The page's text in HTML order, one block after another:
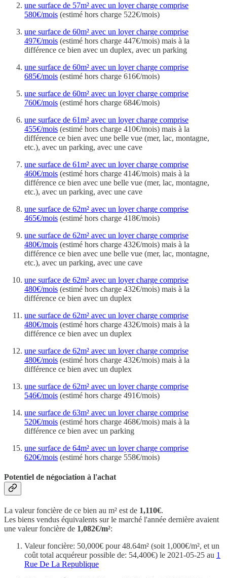
une surface de 57m² avec un loyer charge comprise
580€/mois (estimé hors charge 522€/mois)
une surface de 60m² avec un loyer charge comprise
497€/mois (estimé hors charge 447€/mois) mais à la
différence ce bien avec un duplex, avec un parking
une surface de 60m² avec un loyer charge comprise
685€/mois (estimé hors charge 616€/mois)
une surface de 60m² avec un loyer charge comprise
760€/mois (estimé hors charge 684€/mois)
une surface de 61m² avec un loyer charge comprise
455€/mois (estimé hors charge 410€/mois) mais à la
différence ce bien avec une belle vue (mer, lac, montagne,
etc.), avec un parking, avec une cave
une surface de 61m² avec un loyer charge comprise
460€/mois (estimé hors charge 414€/mois) mais à la
différence ce bien avec une belle vue (mer, lac, montagne,
etc.), avec un parking, avec une cave
une surface de 62m² avec un loyer charge comprise
465€/mois (estimé hors charge 418€/mois)
une surface de 62m² avec un loyer charge comprise
480€/mois (estimé hors charge 432€/mois) mais à la
différence ce bien avec une belle vue (mer, lac, montagne,
etc.), avec un parking, avec une cave
une surface de 62m² avec un loyer charge comprise
480€/mois (estimé hors charge 432€/mois) mais à la
différence ce bien avec un duplex
une surface de 62m² avec un loyer charge comprise
480€/mois (estimé hors charge 432€/mois) mais à la
différence ce bien avec un duplex
une surface de 62m² avec un loyer charge comprise
480€/mois (estimé hors charge 432€/mois) mais à la
différence ce bien avec un duplex
une surface de 62m² avec un loyer charge comprise
546€/mois (estimé hors charge 491€/mois)
une surface de 63m² avec un loyer charge comprise
520€/mois (estimé hors charge 468€/mois) mais à la
différence ce bien avec un parking
une surface de 64m² avec un loyer charge comprise
620€/mois (estimé hors charge 558€/mois)
Potentiel de négociation à l'achat
La valeur foncière de ce bien au m² est de 1,110€.
Les biens vendus équivalents sur le marché l'année dernière avaient
une valeur foncière de 1,082€/m²:
Valeur foncière: 50,000€ pour 48.64m² (soit 1,000€/m², et un
coût total acquéreur possible de: 54,400€) le 2021-05-25 au 1
Rue De La Republique